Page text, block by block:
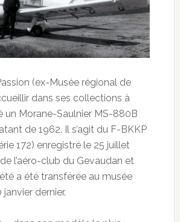
(ex-Musée régional de
dans ses collections à
un Morane-Saulnier MS-880B
de 1962. Il s’agit du F-BKKP
172) enregistré le 25 juillet
l’aéro-club du Gevaudan et
a été transférée au musée
janvier dernier.